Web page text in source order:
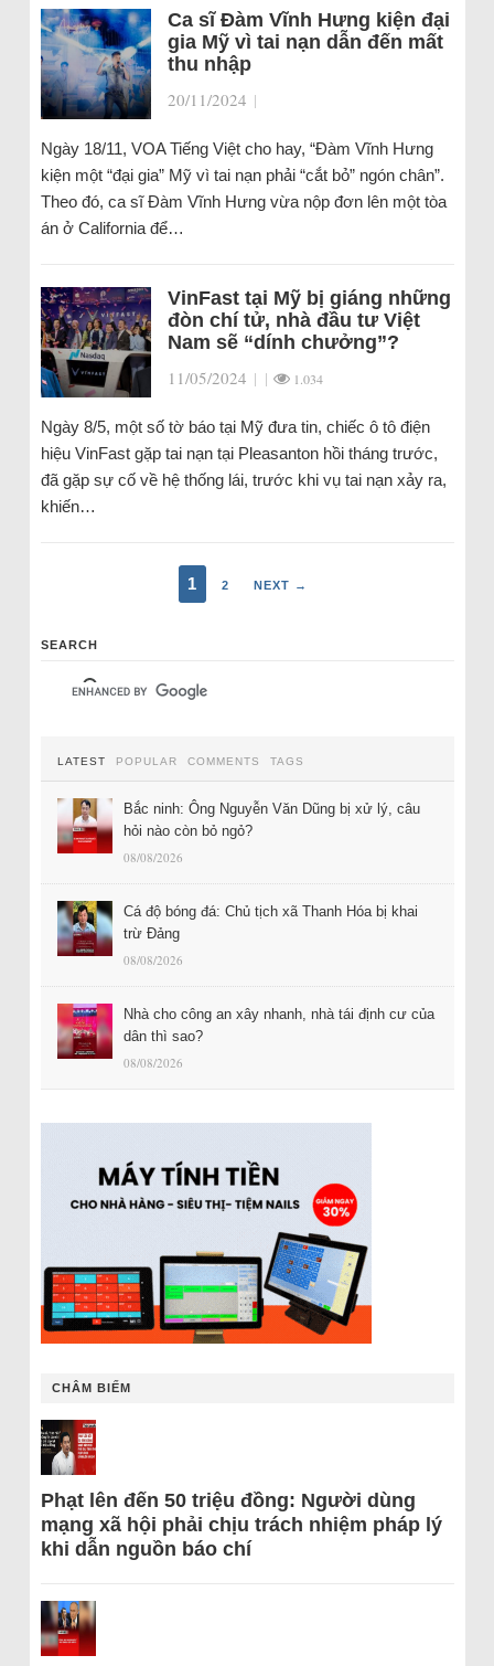
Ca sĩ Đàm Vĩnh Hưng kiện đại
gia Mỹ vì tai nạn dẫn đến mất
thu nhập
20/11/2024 |
Ngày 18/11, VOA Tiếng Việt cho hay, “Đàm Vĩnh Hưng
kiện một “đại gia” Mỹ vì tai nạn phải “cắt bỏ” ngón chân”.
Theo đó, ca sĩ Đàm Vĩnh Hưng vừa nộp đơn lên một tòa
án ở California để…
VinFast tại Mỹ bị giáng những
đòn chí tử, nhà đầu tư Việt
Nam sẽ “dính chưởng”?
11/05/2024 | | 1.034
Ngày 8/5, một số tờ báo tại Mỹ đưa tin, chiếc ô tô điện
hiệu VinFast gặp tai nạn tại Pleasanton hồi tháng trước,
đã gặp sự cố về hệ thống lái, trước khi vụ tai nạn xảy ra,
khiến…
1 2 NEXT →
SEARCH
LATEST POPULAR COMMENTS TAGS
Bắc ninh: Ông Nguyễn Văn Dũng bị xử lý, câu
hỏi nào còn bỏ ngỏ?
08/08/2026
Cá độ bóng đá: Chủ tịch xã Thanh Hóa bị khai
trừ Đảng
08/08/2026
Nhà cho công an xây nhanh, nhà tái định cư của
dân thì sao?
08/08/2026
CHÂM BIẾM
Phạt lên đến 50 triệu đồng: Người dùng
mạng xã hội phải chịu trách nhiệm pháp lý
khi dẫn nguồn báo chí